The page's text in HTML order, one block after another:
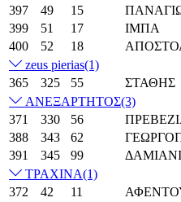
397
49 15
399
51 17 ΙΜΠΑ
400
52 18
zeus pierias(1)
365
325 55 ΣΤΑΘΗΣ
ΑΝΕΞΑΡΤΗΤΟΣ(3)
371
330 56
388
343 62
391
345 99
ΤΡΑΧΙΝΑ(1)
372
42 11